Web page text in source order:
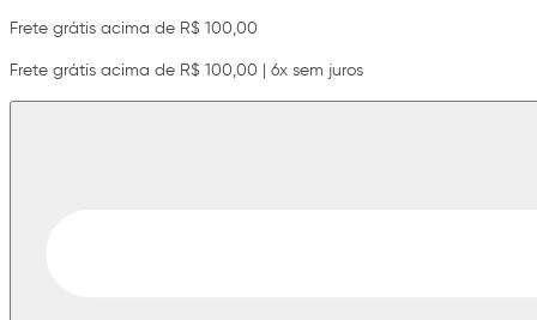
Frete grátis acima de R$ 100,00
Frete grátis acima de R$ 100,00 | 6x sem juros